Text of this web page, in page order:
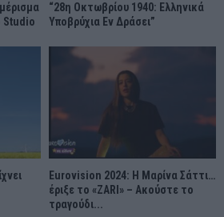
Studio
“28η Οκτωβρίου 1940: Ελληνικά
Υποβρύχια Εν Δράσει”
Eurovision 2024: Η Μαρίνα Σάττι…
έριξε το «ZARI» – Ακούστε το
τραγούδι...